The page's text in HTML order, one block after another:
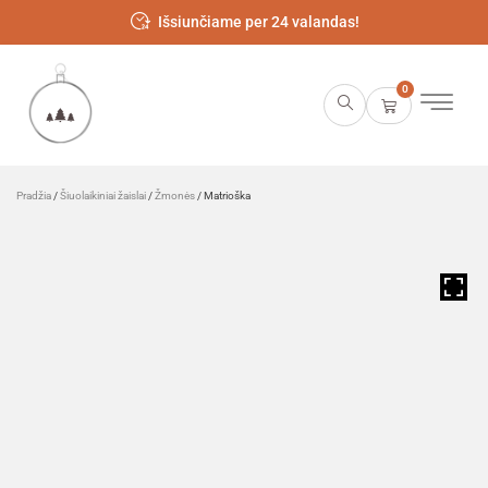
Išsiunčiame per 24 valandas!
0
Pradžia /Šiuolaikiniai žaislai /Žmonės / Matrioška